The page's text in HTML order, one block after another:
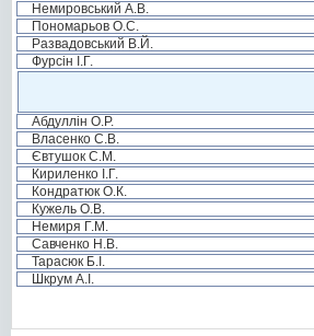
Немировський А.В.
Пономарьов О.С.
Развадовський В.Й.
Фурсін І.Г.
Абдуллін О.Р.
Власенко С.В.
Євтушок С.М.
Кириленко І.Г.
Кондратюк О.К.
Кужель О.В.
Немиря Г.М.
Савченко Н.В.
Тарасюк Б.І.
Шкрум А.І.